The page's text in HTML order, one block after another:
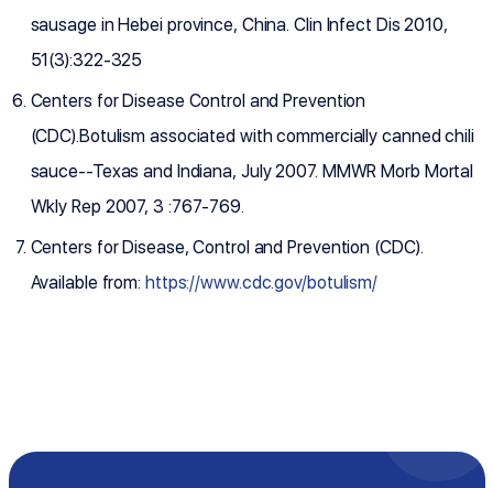
sausage in Hebei province, China. Clin Infect Dis 2010,
51(3):322-325
Centers for Disease Control and Prevention
(CDC).Botulism associated with commercially canned chili
sauce--Texas and Indiana, July 2007. MMWR Morb Mortal
Wkly Rep 2007, 3 :767-769.
Centers for Disease, Control and Prevention (CDC).
Available from: https://www.cdc.gov/botulism/